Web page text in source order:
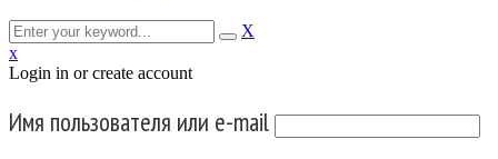
X
x
Login in or create account
Имя пользователя или e-mail